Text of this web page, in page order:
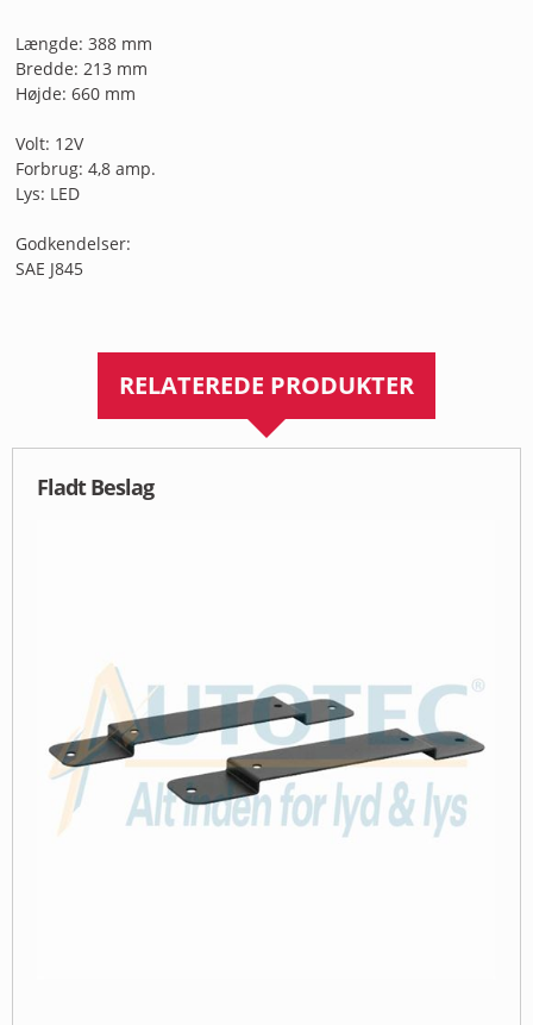
Længde: 388 mm
Bredde: 213 mm
Højde: 660 mm
Volt: 12V
Forbrug: 4,8 amp.
Lys: LED
Godkendelser:
SAE J845
RELATEREDE PRODUKTER
Fladt Beslag